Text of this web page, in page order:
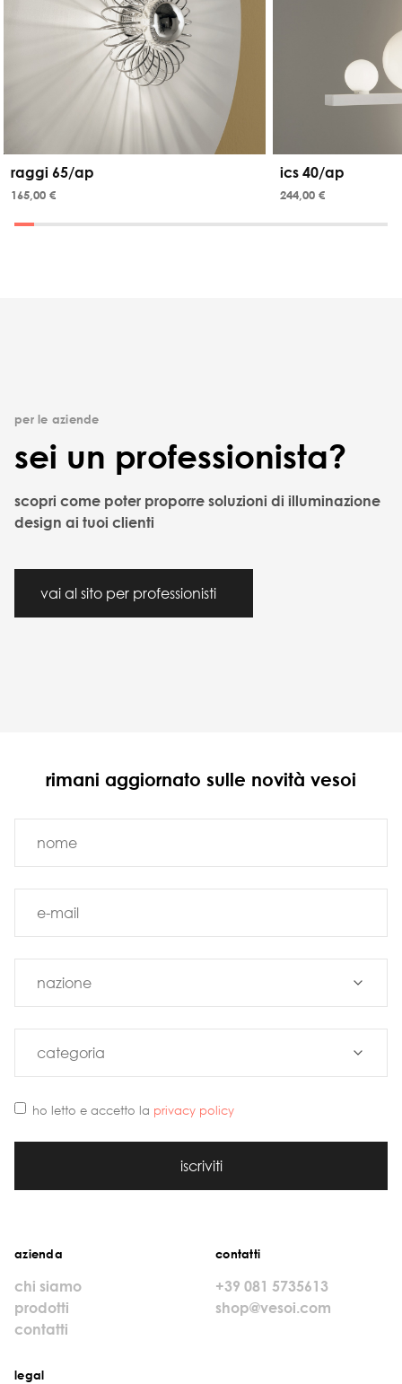
raggi 65/ap
165,00 €
ics 40/ap
244,00 €
per le aziende
sei un professionista?
scopri come poter proporre soluzioni di illuminazione
design ai tuoi clienti
vai al sito per professionisti
rimani aggiornato sulle novità vesoi
ho letto e accetto la privacy policy
iscriviti
azienda
chi siamo
prodotti
contatti
contatti
+39 081 5735613
shop@vesoi.com
legal